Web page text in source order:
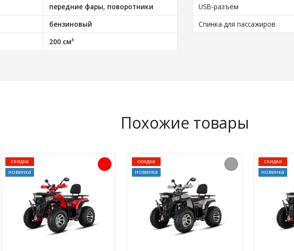
передние фары, поворотники
бензиновый
200 см³
USB-разъём
Спинка для пассажиров
Похожие товары
скидка
новинка
скидка
новинка
скидка
новинка